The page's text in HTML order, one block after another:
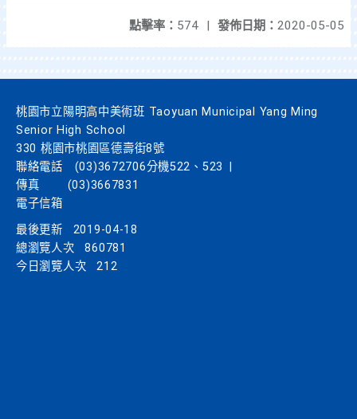
發佈日期： 2020-05-05
點擊率： 574 |
桃園市立陽明高中美術班 Taoyuan Municipal Yang Ming
Senior High School
330 桃園市桃園區德壽街8號
聯絡電話
(03)3672706分機522、523
傳真
(03)3667831
電子信箱
最後更新
2019-04-18
總瀏覽人次
860781
今日瀏覽人次
212